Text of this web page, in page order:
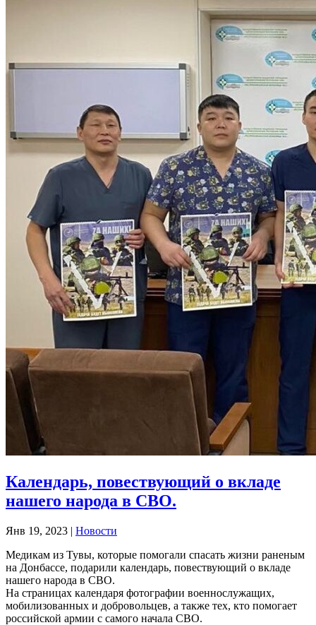
Календарь, повествующий о вкладе
нашего народа в СВО.
Янв 19, 2023 | Новости
Медикам из Тувы, которые помогали спасать жизни раненым
на Донбассе, подарили календарь, повествующий о вкладе
нашего народа в СВО.
На страницах календаря фотографии военнослужащих,
мобилизованных и добровольцев, а также тех, кто помогает
российской армии с самого начала СВО.